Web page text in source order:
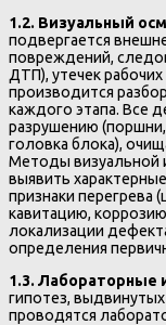
1.2. Визуальный
подвергается
повреждений,
ДТП), утечек
производится
каждого этапа. Все
разрушению
головка блока),
Методы визуальной
выявить
признаки перегрева
кавитацию,
локализации
определения
1.3. Лабораторные
гипотез,
проводятся